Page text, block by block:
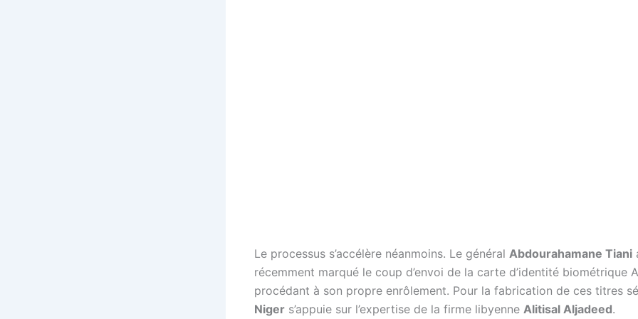
Le processus s’accélère néanmoins. Le général Abdourahamane Tiani
récemment marqué le coup d’envoi de la carte d’identité biométrique
procédant à son propre enrôlement. Pour la fabrication de ces titres
Niger s’appuie sur l’expertise de la firme libyenne Alitisal Aljadeed.